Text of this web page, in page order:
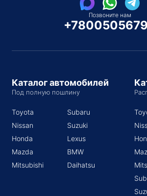
Позвоните нам
Каталог автомобилей
Под полную пошлину
Toyota
Nissan
Honda
Mazda
Mitsubishi
Subaru
Suzuki
Lexus
BMW
Daihatsu